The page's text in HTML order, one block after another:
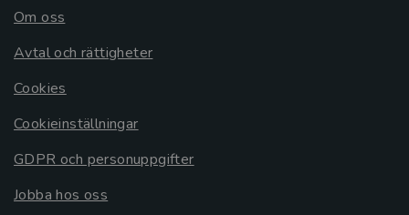
Om oss
Avtal och rättigheter
Cookies
Cookieinställningar
GDPR och personuppgifter
Jobba hos oss